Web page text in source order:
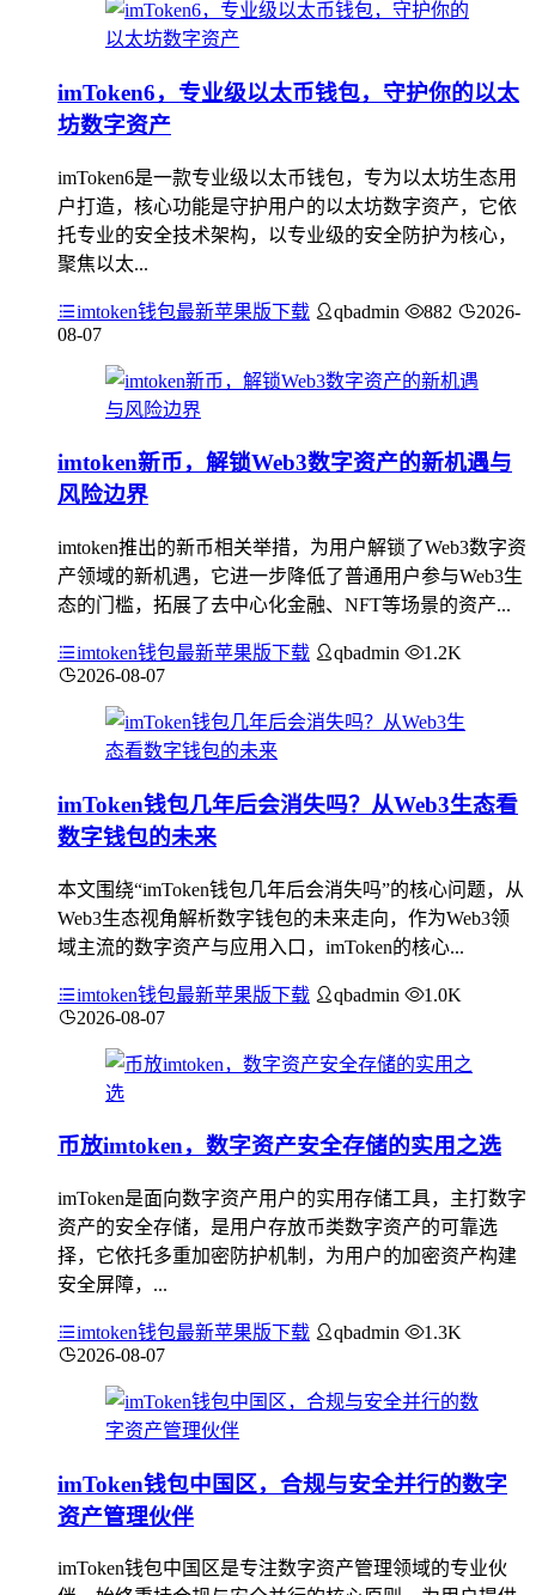
imToken6，专业级以太币钱包，守护你的以太
坊数字资产
imToken6是一款专业级以太币钱包，专为以太坊生态用
户打造，核心功能是守护用户的以太坊数字资产，它依
托专业的安全技术架构，以专业级的安全防护为核心，
聚焦以太...
imtoken钱包最新苹果版下载 qbadmin 882
2026-
08-07
imtoken新币，解锁Web3数字资产的新机遇与
风险边界
imtoken推出的新币相关举措，为用户解锁了Web3数字资
产领域的新机遇，它进一步降低了普通用户参与Web3生
态的门槛，拓展了去中心化金融、NFT等场景的资产...
imtoken钱包最新苹果版下载 qbadmin
1.2K
2026-08-07
imToken钱包几年后会消失吗？从Web3生态看
数字钱包的未来
本文围绕“imToken钱包几年后会消失吗”的核心问题，从
Web3生态视角解析数字钱包的未来走向，作为Web3领
域主流的数字资产与应用入口，imToken的核心...
imtoken钱包最新苹果版下载 qbadmin
1.0K
2026-08-07
币放imtoken，数字资产安全存储的实用之选
imToken是面向数字资产用户的实用存储工具，主打数字
资产的安全存储，是用户存放币类数字资产的可靠选
择，它依托多重加密防护机制，为用户的加密资产构建
安全屏障，...
imtoken钱包最新苹果版下载 qbadmin
1.3K
2026-08-07
imToken钱包中国区，合规与安全并行的数字
资产管理伙伴
imToken钱包中国区是专注数字资产管理领域的专业伙